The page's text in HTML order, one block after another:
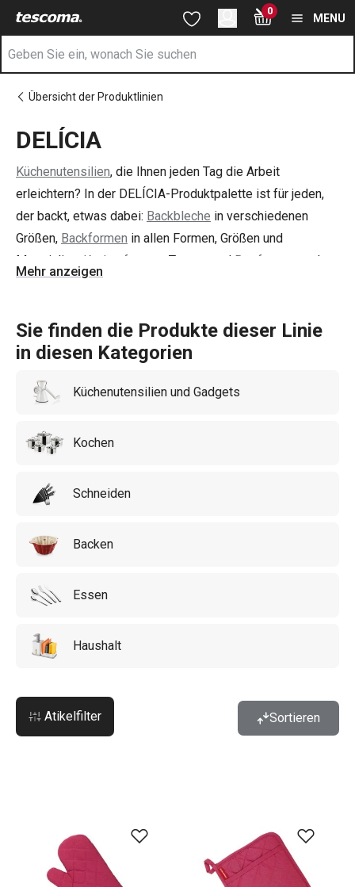
Sie befinden sich auf der DELÍCIA Seite
Zum Hauptinhalt springen
Zur Suche springen
Zur Navigation springen 0
MENU
Übersicht der Produktlinien
DELÍCIA
Küchenutensilien, die Ihnen jeden Tag die Arbeit
erleichtern? In der DELÍCIA-Produktpalette ist für jeden,
der backt, etwas dabei: Backbleche in verschiedenen
Größen, Backformen in allen Formen, Größen und
Materialien, Kuchenformen , Torten- und Brotformen
und
Dutzende verschiedene
entwickelt, die das Backen zum Kinderspiel machen.
Wählen Sie aus dem immer größer werdenden DELÍCIA-
ein neues Rezept aus unserem Blogaus.
Mehr anzeigen
Sie finden die Produkte dieser Linie
in diesen Kategorien
Küchenutensilien und Gadgets
Kochen
Schneiden
Backen
Essen
Haushalt
Atikelfilter Sortieren